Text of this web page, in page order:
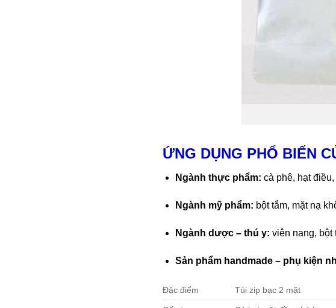
ỨNG DỤNG PHỔ BIẾN
Ngành thực phẩm: cà phê, hạt
Ngành mỹ phẩm: bột tắm, mặt nạ
Ngành dược – thú y: viên nang, bột
Sản phẩm handmade – phụ kiện
Đặc điểm Túi zip bạc 2 mặt